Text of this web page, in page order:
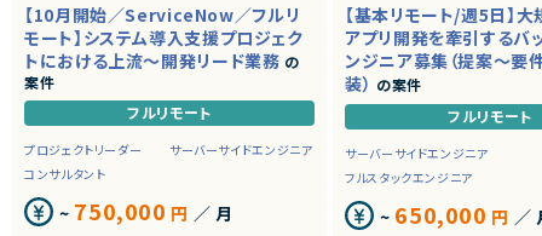
【10月開始／ServiceNow／フルリ
モート】システム導入支援プロジェク
トにおける上流～開発リード業務 の
案件
フルリモート
プロジェクトリーダー
サーバーサイドエンジニア
コンサルタント
~ 750,000 円 ／ 月
【基本リモート/週5日】
アプリ開発を牽引するバ
ンジニア募集（提案～要
装） の案件
フルリモート
サーバーサイドエンジニア
フルスタックエンジニア
~ 650,000 円 ／